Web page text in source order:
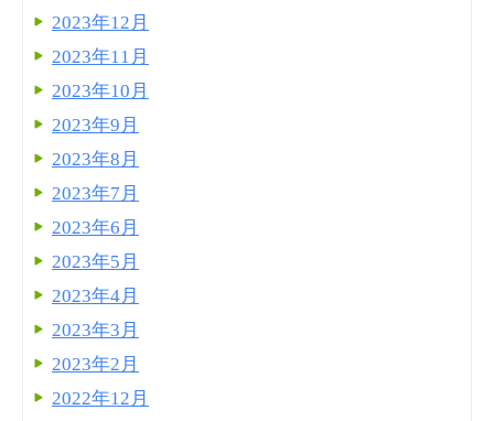
2023年12月
2023年11月
2023年10月
2023年9月
2023年8月
2023年7月
2023年6月
2023年5月
2023年4月
2023年3月
2023年2月
2022年12月